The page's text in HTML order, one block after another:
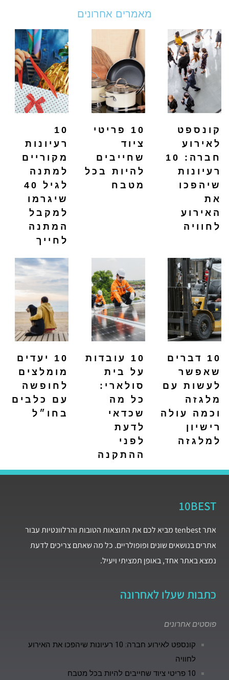
מאמרים אחרונים
קונספט
לאירוע
חברה: 10
רעיונות
שיהפכו
את
האירוע
לחוויה
10 פריטי
ציוד
שחייבים
להיות בכל
מטבח
10
רעיונות
מקוריים
למתנה
לגיל 40
שיגרמו
למקבל
המתנה
לחייך
10 דברים
שאפשר
לעשות עם
מלגזה
וכמה עולה
רישיון
למלגזה
10 עובדות
על בית
סולארי:
כל מה
שכדאי
לדעת
לפני
ההתקנה
10 יעדים
מומלצים
לחופשה
עם כלבים
בחו״ל
10BEST
אתר tenbest מביא לכם את התוצאות הטובות והרלוונטיות עבור
אתרים בנושאים שונים ופופולריים. כל מה שאתם צריכים לדעת
נמצא באתר אחד, באופן תמציתי ויעיל.
כתבות שעלו לאחרונה
פוסטים אחרונים
קונספט לאירוע חברה: 10 רעיונות שיהפכו את האירוע
לחוויה
10 פריטי ציוד שחייבים להיות בכל מטבח